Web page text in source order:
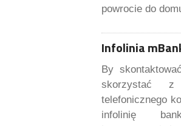
powrocie do
Infolinia
By
skorzystać z
telefonicznego
infolinię